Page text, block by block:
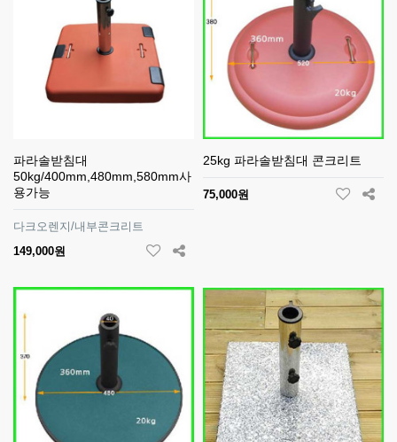
파라솔받침대
50kg/400mm,480mm,580mm사
용가능
다크오렌지/내부콘크리트
149,000원
25kg 파라솔받침대 콘크리트
75,000원